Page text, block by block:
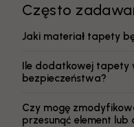
Często
Jaki materiał tapety
Ile dodatkowej tapety
bezpieczeństwa?
Czy mogę
przesunąć element